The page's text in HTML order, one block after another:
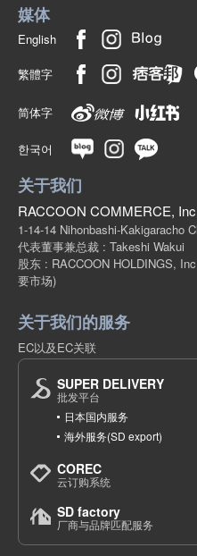
媒体
English
繁體字
简体字
한국어
关于我们
RACCOON COMMERCE,
1-14-14 Nihonbashi-Kakigaracho
代表董事兼总裁 : Takeshi Wakui
股东 : RACCOON HOLDINGS,
要市场)
关于我们的服务
EC以及EC关联
SUPER DELIVERY
批发平台
日本国内服务
海外服务(SD export)
COREC
云订购系统
SD factory
厂商与品牌匹配服务